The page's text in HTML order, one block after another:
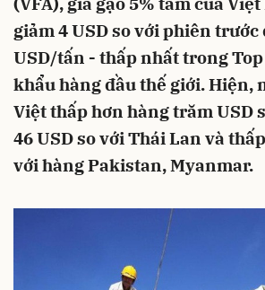
giảm 4 USD so với phiên trước
USD/tấn - thấp nhất trong
khẩu hàng đầu thế giới. Hiện,
Việt thấp hơn hàng trăm USD
46 USD so với Thái Lan và
với hàng Pakistan, Myanmar.